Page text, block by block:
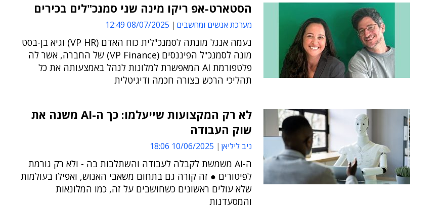
הסטארט-אפ ריקו מינה שני סמנכ"לים בכירים
מערכת אנשים ומחשבים 08/07/2025 12:49
נעמה אנגל מונתה לסמנכ"לית כוח האדם (VP HR) וגיא בן-בסט
מונה לסמנכ"ל הפיננסים (VP Finance) של החברה, אשר לה
פלטפורמת AI המאפשרת למלונות לנהל באמצעותה את כל
תהליכי הרכש בצורה חכמה ודיגיטלית
לא רק המקצועות שייעלמו: כך ה-AI משנה את
שוק העבודה
ניב ליליאן 10/06/2025 18:06
ה-AI משמשת לקבלה לעבודה והשתלבות בה - ולא רק גורמת
לפיטורים ● זה קורה גם בתחום משאבי האנוש, ואפילו בעולמות
שלא עולים ראשונים כשחושבים על זה, כמו המלונאות
והמסעדנות